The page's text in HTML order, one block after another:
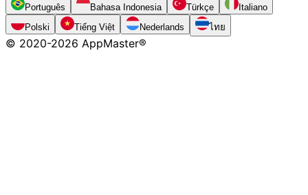
Português Bahasa Indonesia Türkçe
Italiano
Polski
Tiếng Việt Nederlands ไทย
© 2020-2026 AppMaster®